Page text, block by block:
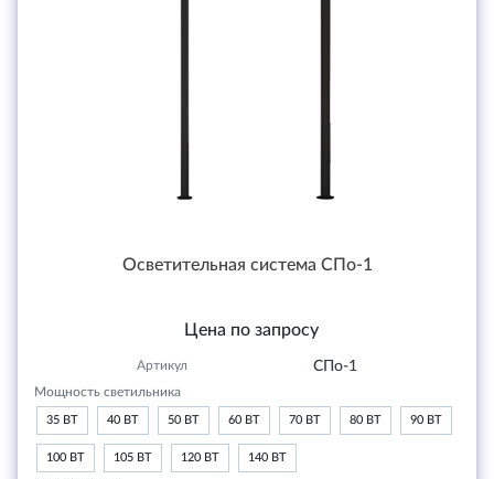
Осветительная система СПо-1
Цена по запросу
Артикул СПо-1
Мощность светильника
35 ВТ 40 ВТ 50 ВТ 60 ВТ 70 ВТ 80 ВТ 90 ВТ
100 ВТ 105 ВТ 120 ВТ 140 ВТ